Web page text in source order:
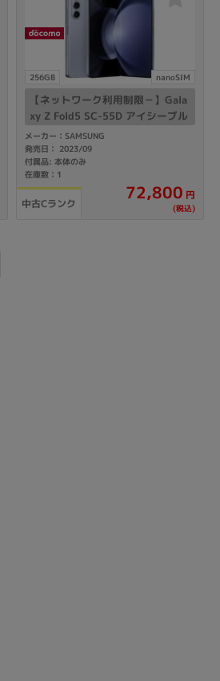
256GB nanoSIM
【ネットワーク利用制限－】Gala
xy Z Fold5 SC-55D アイシーブル
ー【RAM12GB/ROM256GB doco
mo版SIMフリー】
メーカー：SAMSUNG
発売日： 2023/09
付属品: 本体のみ
在庫数：1
中古Cランク
72,800 円
(税込)